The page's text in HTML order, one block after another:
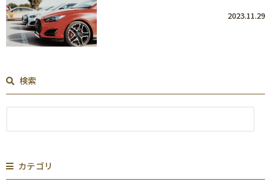
2023.11.29
検索
カテゴリ